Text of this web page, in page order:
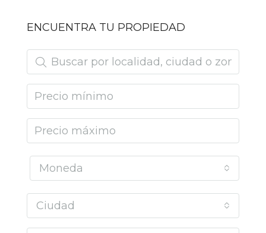
ENCUENTRA TU PROPIEDAD
Moneda
Ciudad